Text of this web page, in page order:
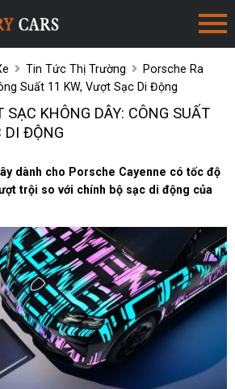
Tin Tức Thị Trường
Porsche Ra
Suất 11 KW, Vượt Sạc Di Động
SẠC KHÔNG DÂY: CÔNG SUẤT
DI ĐỘNG
dành cho Porsche Cayenne có tốc độ
trội so với chính bộ sạc di động của